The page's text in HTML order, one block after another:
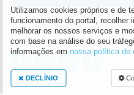
Siga-nos
Queremos estar sempre perto de si
Utilizamos cookies próprios e de
funcionamento do portal, recolher
melhorar os nossos serviços e
com base na análise do seu
informações emnossa política de
DECLÍNIO